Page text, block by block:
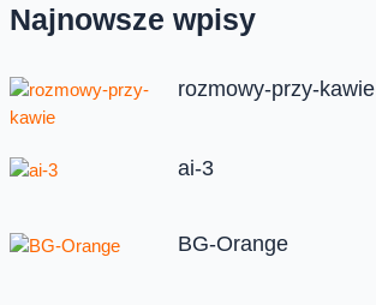
Najnowsze wpisy
rozmowy-przy-kawie
ai-3
BG-Orange